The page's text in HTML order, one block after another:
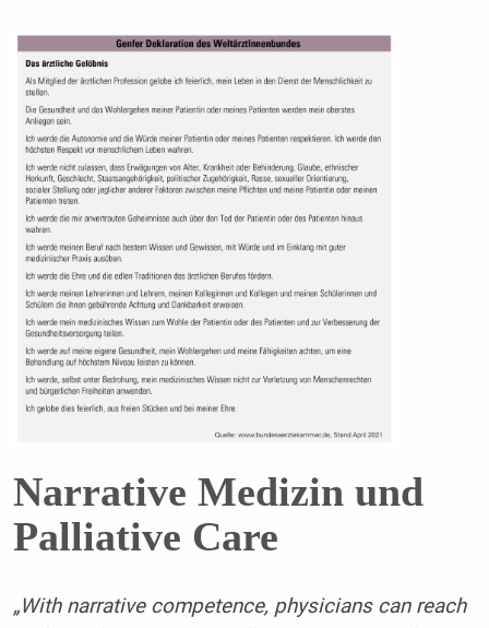
Narrative Medizin und
Palliative Care
„With narrative competence, physicians can reach